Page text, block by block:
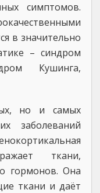
симптомов.
в значительно
– синдром
Кушинга,
но и самых
заболеваний
ткани,
гормонов. Она
ткани и даёт